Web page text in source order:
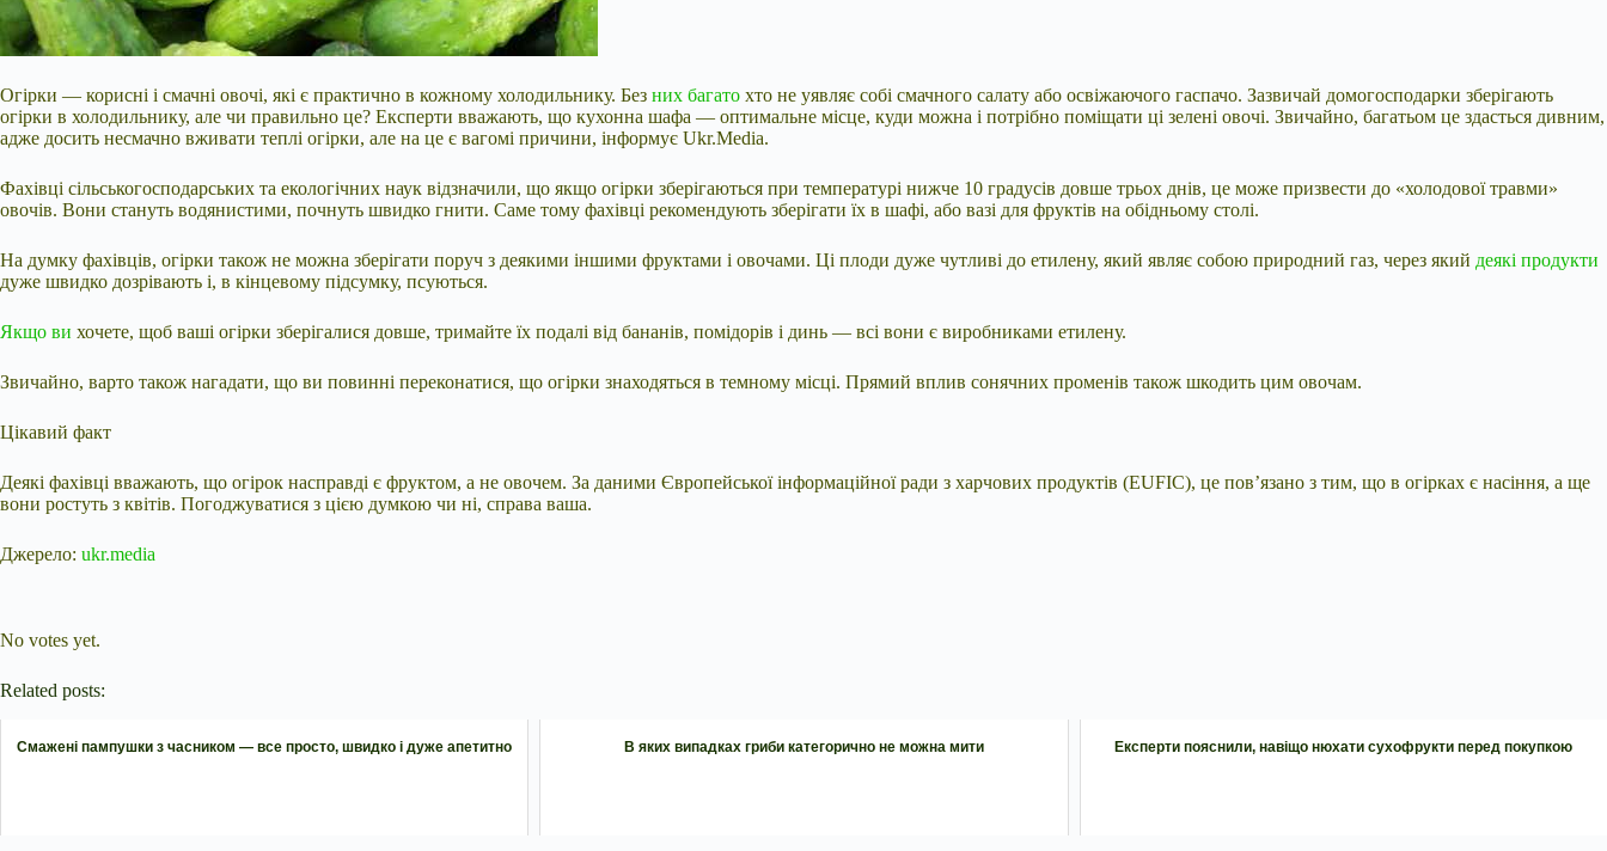
Огірки — корисні і смачні овочі, які є практично в кожному холодильнику. Без них багато хто не уявляє собі смачного салату або освіжаючого гаспачо. Зазвичай домогосподарки зберігають
огірки в холодильнику, але чи правильно це? Експерти вважають, що кухонна шафа — оптимальне місце, куди можна і потрібно поміщати ці зелені овочі. Звичайно, багатьом це здасться дивним,
адже досить несмачно вживати теплі огірки, але на це є вагомі причини, інформує Ukr.Media.
Фахівці сільськогосподарських та екологічних наук відзначили, що якщо огірки зберігаються при температурі нижче 10 градусів довше трьох днів, це може призвести до «холодової травми»
овочів. Вони стануть водянистими, почнуть швидко гнити. Саме тому фахівці рекомендують зберігати їх в шафі, або вазі для фруктів на обідньому столі.
На думку фахівців, огірки також не можна зберігати поруч з деякими іншими фруктами і овочами. Ці плоди дуже чутливі до етилену, який являє собою природний газ, через який деякі продукти
дуже швидко дозрівають і, в кінцевому підсумку, псуються.
Якщо ви хочете, щоб ваші огірки зберігалися довше, тримайте їх подалі від бананів, помідорів і динь — всі вони є виробниками етилену.
Звичайно, варто також нагадати, що ви повинні переконатися, що огірки знаходяться в темному місці. Прямий вплив сонячних променів також шкодить цим овочам.
Цікавий факт
Деякі фахівці вважають, що огірок насправді є фруктом, а не овочем. За даними Європейської інформаційної ради з харчових продуктів (EUFIC), це пов’язано з тим, що в огірках є насіння, а ще
вони ростуть з квітів. Погоджуватися з цією думкою чи ні, справа ваша.
Джерело: ukr.media
No votes yet.
Related posts:
Смажені пампушки з часником — все просто, швидко і дуже апетитно В яких випадках гриби категорично не можна мити Експерти пояснили, навіщо нюхати сухофрукти перед покупкою